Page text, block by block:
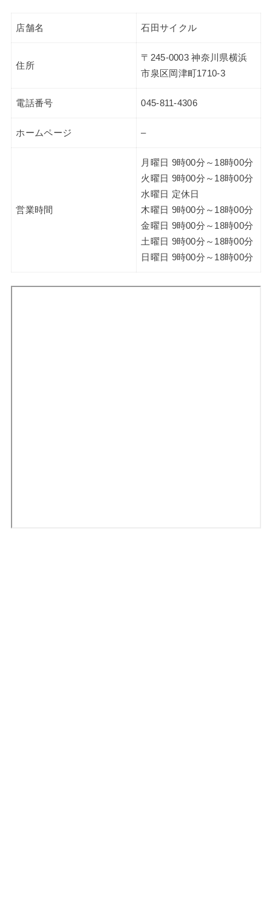
店舗名 石田サイクル
住所
〒245-0003 神奈川県横浜
市泉区岡津町1710-3
電話番号 045-811-4306
ホームページ –
営業時間
月曜日 9時00分～18時00分
火曜日 9時00分～18時00分
水曜日 定休日
木曜日 9時00分～18時00分
金曜日 9時00分～18時00分
土曜日 9時00分～18時00分
日曜日 9時00分～18時00分